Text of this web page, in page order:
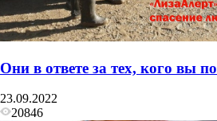
Они в ответе за тех, кого вы
23.09.2022
20846